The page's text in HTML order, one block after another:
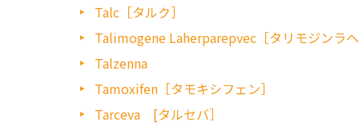
Talc［タルク］
Talimogene Laherparepvec［タリモジンラヘ
Talzenna
Tamoxifen［タモキシフェン］
Tarceva [タルセバ］